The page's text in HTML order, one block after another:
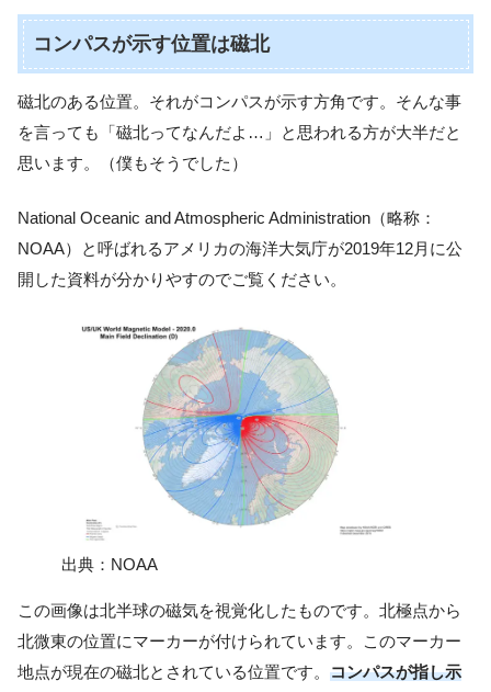
コンパスが示す位置は磁北
磁北のある位置。それがコンパスが示す方角です。そんな事
を言っても「磁北ってなんだよ…」と思われる方が大半だと
思います。（僕もそうでした）
National Oceanic and Atmospheric Administration（略称：
NOAA）と呼ばれるアメリカの海洋大気庁が2019年12月に公
開した資料が分かりやすのでご覧ください。
出典：NOAA
この画像は北半球の磁気を視覚化したものです。北極点から
北微東の位置にマーカーが付けられています。このマーカー
地点が現在の磁北とされている位置です。 コンパスが指し示